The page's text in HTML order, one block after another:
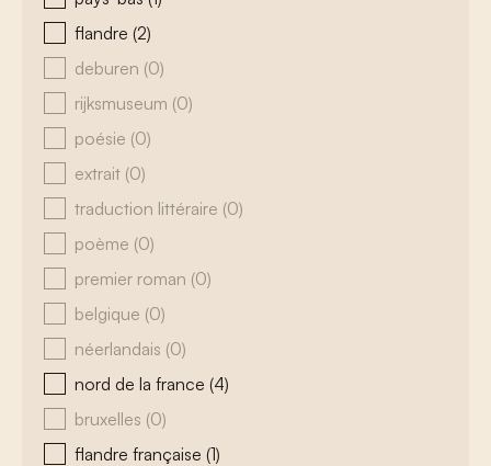
flandre (2)
deburen (0)
rijksmuseum (0)
poésie (0)
extrait (0)
traduction littéraire (0)
poème (0)
premier roman (0)
belgique (0)
néerlandais (0)
nord de la france (4)
bruxelles (0)
flandre française (1)